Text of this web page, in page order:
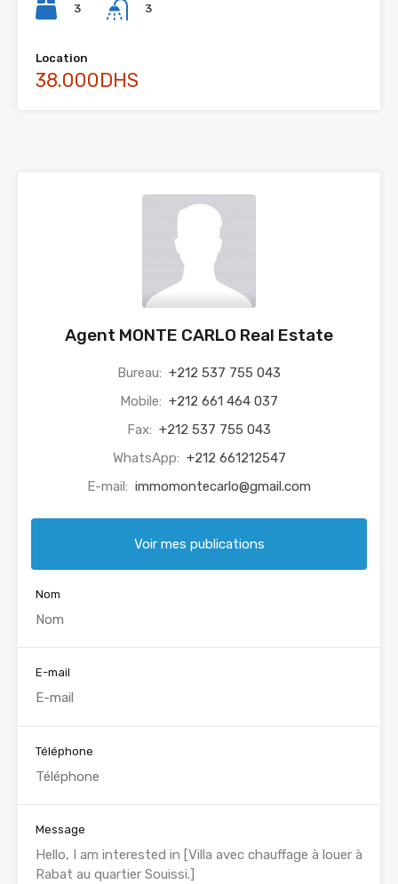
3
3
Location
38.000DHS
Agent MONTE CARLO Real Estate
Bureau: +212 537 755 043
Mobile: +212 661 464 037
Fax: +212 537 755 043
WhatsApp: +212 661212547
E-mail: immomontecarlo@gmail.com
Voir mes publications
Nom
E-mail
Téléphone
Message